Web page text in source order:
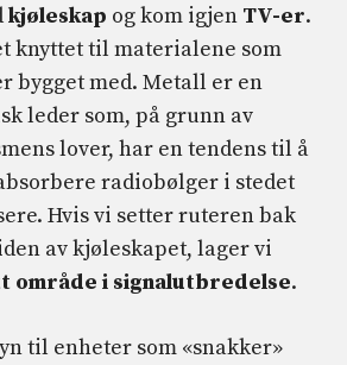
kjøleskap og kom igjen TV-er.
knyttet til materialene som
bygget med. Metall er en
leder som, på grunn av
lover, har en tendens til å
radiobølger i stedet
Hvis vi setter ruteren bak
av kjøleskapet, lager vi
område i signalutbredelse.
til enheter som «snakker»